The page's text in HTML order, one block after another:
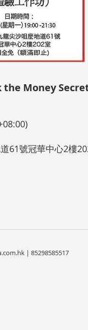
the Money
61號冠華中心2樓
| 85298585517